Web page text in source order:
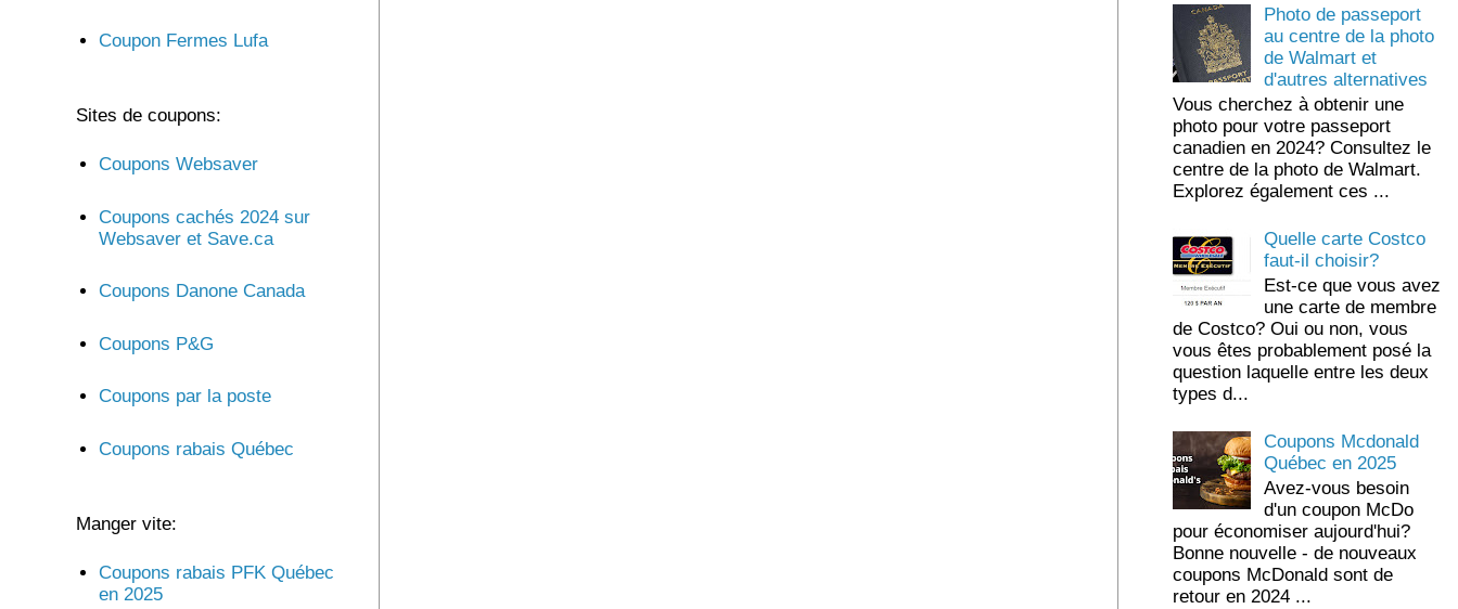
Coupon Fermes Lufa
Sites de coupons:
Coupons Websaver
Coupons cachés 2024 sur
Websaver et Save.ca
Coupons Danone Canada
Coupons P&G
Coupons par la poste
Coupons rabais Québec
Manger vite:
Coupons rabais PFK Québec
en 2025
Photo de passeport
au centre de la photo
de Walmart et
d'autres alternatives
Vous cherchez à obtenir une
photo pour votre passeport
canadien en 2024? Consultez le
centre de la photo de Walmart.
Explorez également ces ...
Quelle carte Costco
faut-il choisir?
Est-ce que vous avez
une carte de membre
de Costco? Oui ou non, vous
vous êtes probablement posé la
question laquelle entre les deux
types d...
Coupons Mcdonald
Québec en 2025
Avez-vous besoin
d'un coupon McDo
pour économiser aujourd'hui?
Bonne nouvelle - de nouveaux
coupons McDonald sont de
retour en 2024 ...